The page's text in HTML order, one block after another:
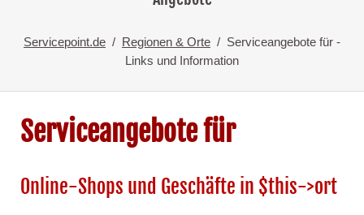
Servicepoint.de Regionen & Orte
Serviceangebote für -
Links und Information
Serviceangebote für
Online-Shops und Geschäfte in $this->ort